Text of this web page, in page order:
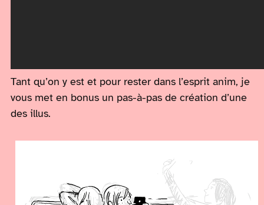
Tant qu’on y est et pour rester dans l’esprit anim, je
vous met en bonus un pas-à-pas de création d’une
des illus.